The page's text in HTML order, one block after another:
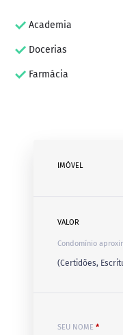
Academia
Docerias
Farmácia
IMÓVEL
VALOR
Condomínio
(Certidões,
SEU NOME *